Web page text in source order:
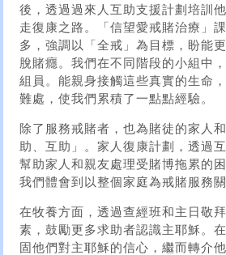
後，透過過來人互助支援計劃培訓
走復康之路。「信望愛戒賭治療」
多，強調以「全戒」為目標，盼能
脫賭癮。我們在不同階段的小組中
組員。能親身接觸這些真實的生命
難處，使我們累積了一點點經驗。
除了服務戒賭者，也為賭徒的家人
助、互助」。家人復康計劃，透過
幫助家人和親友處理受賭博拖累的
我們體會到以整個家庭為戒賭服務
在牧養方面，透過查經班和主日敬
素，鼓勵更多求助者認識主耶穌。
固他們對主耶穌的信心，繼而轉介